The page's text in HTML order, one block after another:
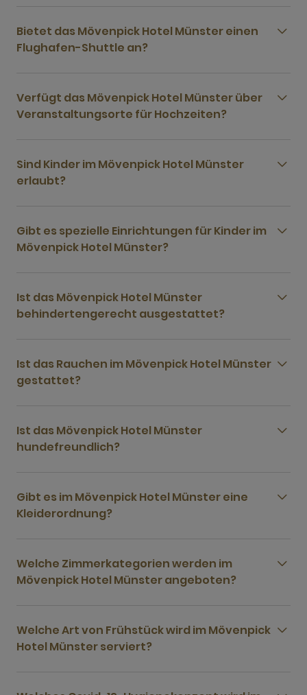
Bietet das Mövenpick Hotel Münster einen
Flughafen-Shuttle an?
Verfügt das Mövenpick Hotel Münster über
Veranstaltungsorte für Hochzeiten?
Sind Kinder im Mövenpick Hotel Münster
erlaubt?
Gibt es spezielle Einrichtungen für Kinder im
Mövenpick Hotel Münster?
Ist das Mövenpick Hotel Münster
behindertengerecht ausgestattet?
Ist das Rauchen im Mövenpick Hotel Münster
gestattet?
Ist das Mövenpick Hotel Münster
hundefreundlich?
Gibt es im Mövenpick Hotel Münster eine
Kleiderordnung?
Welche Zimmerkategorien werden im
Mövenpick Hotel Münster angeboten?
Welche Art von Frühstück wird im Mövenpick
Hotel Münster serviert?